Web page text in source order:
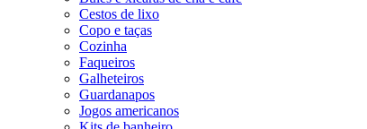
Cestos de lixo
Copo e taças
Cozinha
Faqueiros
Galheteiros
Guardanapos
Jogos americanos